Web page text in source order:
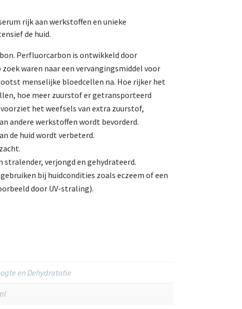
rijk aan werkstoffen en unieke
de huid.
Perfluorcarbon is ontwikkeld door
waren naar een vervangingsmiddel voor
menselijke bloedcellen na. Hoe rijker het
hoe meer zuurstof er getransporteerd
het weefsels van extra zuurstof,
andere werkstoffen wordt bevorderd.
de huid wordt verbeterd.
stralender, verjongd en gehydrateerd.
bij huidcondities zoals eczeem of een
door UV-straling).
en Dehydratatie